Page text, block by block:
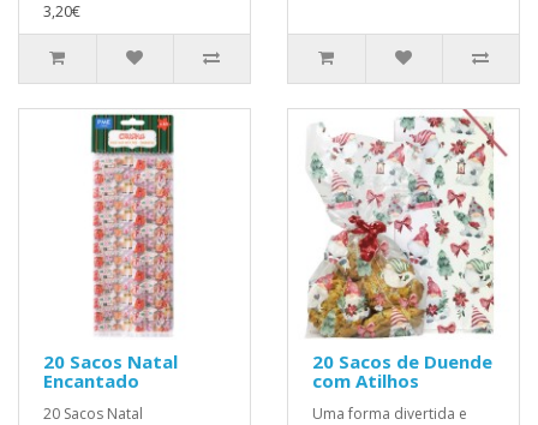
3,20€
20 Sacos Natal
Encantado
20 Sacos Natal
20 Sacos de Duende
com Atilhos
Uma forma divertida e